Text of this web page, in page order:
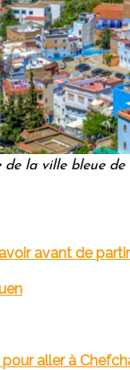
de la ville bleue
avant de
aller à